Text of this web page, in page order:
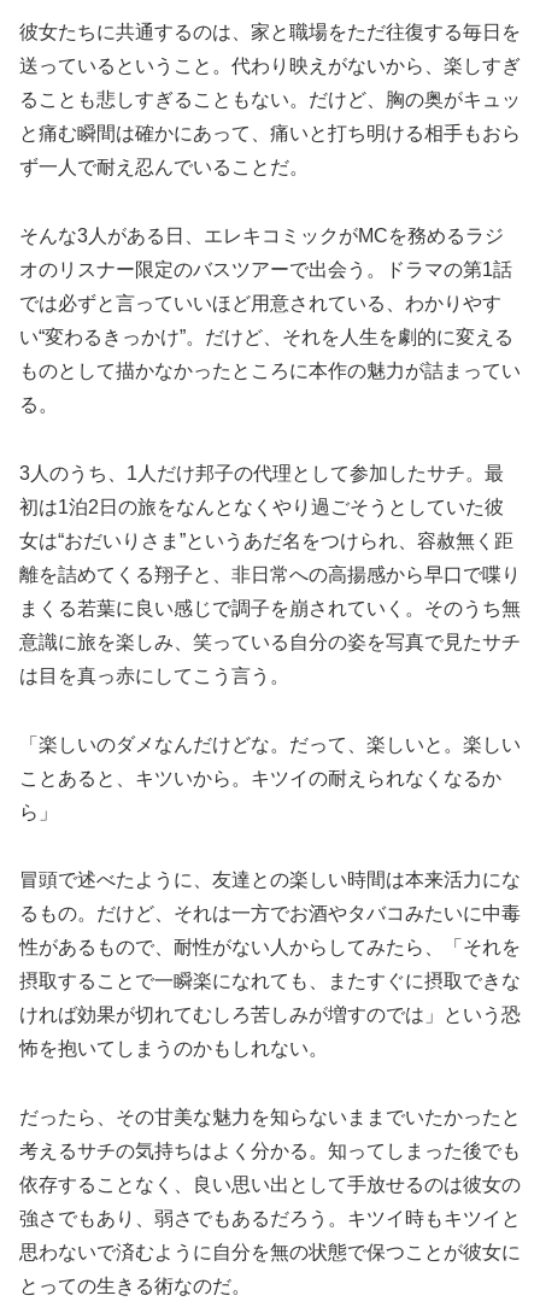
彼女たちに共通するのは、家と職場をただ往復する毎日を
送っているということ。代わり映えがないから、楽しすぎ
ることも悲しすぎることもない。だけど、胸の奥がキュッ
と痛む瞬間は確かにあって、痛いと打ち明ける相手もおら
ず一人で耐え忍んでいることだ。
そんな3人がある日、エレキコミックがMCを務めるラジ
オのリスナー限定のバスツアーで出会う。ドラマの第1話
では必ずと言っていいほど用意されている、わかりやす
い“変わるきっかけ”。だけど、それを人生を劇的に変える
ものとして描かなかったところに本作の魅力が詰まってい
る。
3人のうち、1人だけ邦子の代理として参加したサチ。最
初は1泊2日の旅をなんとなくやり過ごそうとしていた彼
女は“おだいりさま”というあだ名をつけられ、容赦無く距
離を詰めてくる翔子と、非日常への高揚感から早口で喋り
まくる若葉に良い感じで調子を崩されていく。そのうち無
意識に旅を楽しみ、笑っている自分の姿を写真で見たサチ
は目を真っ赤にしてこう言う。
「楽しいのダメなんだけどな。だって、楽しいと。楽しい
ことあると、キツいから。キツイの耐えられなくなるか
ら」
冒頭で述べたように、友達との楽しい時間は本来活力にな
るもの。だけど、それは一方でお酒やタバコみたいに中毒
性があるもので、耐性がない人からしてみたら、「それを
摂取することで一瞬楽になれても、またすぐに摂取できな
ければ効果が切れてむしろ苦しみが増すのでは」という恐
怖を抱いてしまうのかもしれない。
だったら、その甘美な魅力を知らないままでいたかったと
考えるサチの気持ちはよく分かる。知ってしまった後でも
依存することなく、良い思い出として手放せるのは彼女の
強さでもあり、弱さでもあるだろう。キツイ時もキツイと
思わないで済むように自分を無の状態で保つことが彼女に
とっての生きる術なのだ。